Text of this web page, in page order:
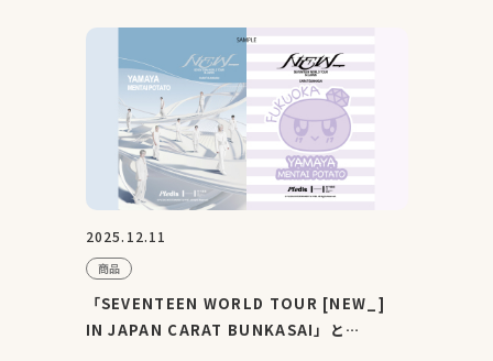
2025.12.11
商品
「SEVENTEEN WORLD TOUR [NEW_]
IN JAPAN CARAT BUNKASAI」と